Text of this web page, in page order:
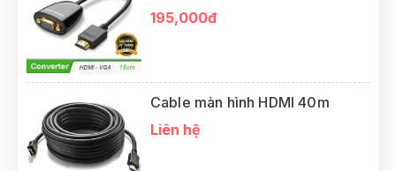
195,000đ
Cable màn hình HDMI 40m
Liên hệ